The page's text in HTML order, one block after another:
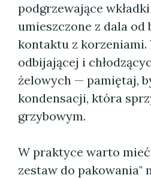
podgrzewające
umieszczone z dala od
kontaktu z
odbijającej i
żelowych — pamiętaj,
kondensacji, która
grzybowym.
W praktyce warto
zestaw do pakowania"